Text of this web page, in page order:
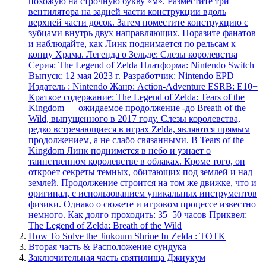
вентилятора на задней части конструкции вдоль
верхней части досок. Затем поместите конструкцию с
зубцами внутрь двух направляющих. Поразите фанатов
и наблюдайте, как Линк поднимается по рельсам к
концу Храма. Легенда о Зельде: Слезы королевства
Серия: The Legend of Zelda Платформа: Nintendo Switch
Выпуск: 12 мая 2023 г. Разработчик: Nintendo EPD
Издатель : Nintendo Жанр: Action-Adventure ESRB: E10+
Краткое содержание: The Legend of Zelda: Tears of the
Kingdom — ожидаемое продолжение -до Breath of the
Wild, выпущенного в 2017 году. Слезы королевства,
редко встречающиеся в играх Zelda, являются прямым
продолжением, а не слабо связанными. В Tears of the
Kingdom Линк поднимется в небо и узнает о
таинственном королевстве в облаках. Кроме того, он
откроет секреты темных, обитающих под землей и над
землей. Продолжение строится на том же движке, что и
оригинал, с использованием уникальных инструментов
физики. Однако о сюжете и игровом процессе известно
немного. Как долго проходить: 35–50 часов Приквел:
The Legend of Zelda: Breath of the Wild
How To Solve the Jiukoum Shrine In Zelda : TOTK
Вторая часть & Расположение сундука
Заключительная часть святилища Джиукум